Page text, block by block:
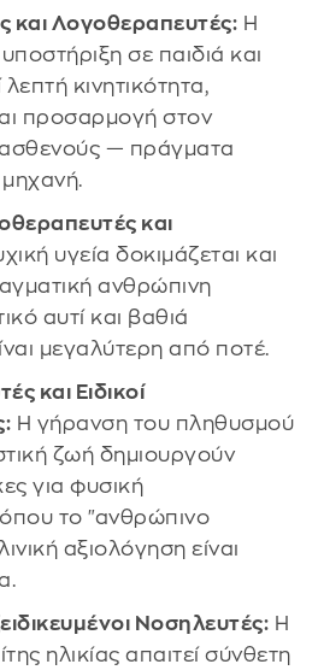
και Λογοθεραπευτές: Η
σε παιδιά και
λεπτή κινητικότητα,
προσαρμογή στον
— πράγματα
και
υγεία δοκιμάζεται και
ανθρώπινη
αυτί και βαθιά
μεγαλύτερη από ποτέ.
και Ειδικοί
Η γήρανση του πληθυσμού
ζωή δημιουργούν
για φυσική
το "ανθρώπινο
αξιολόγηση είναι
Νοσηλευτές: Η
ηλικίας απαιτεί σύνθετη